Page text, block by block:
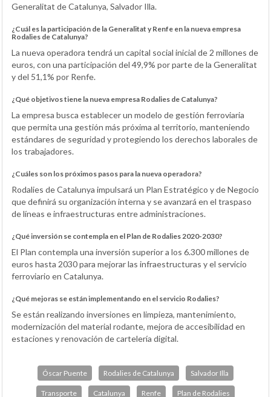
Generalitat de Catalunya, Salvador Illa.
¿Cuál es la participación de la Generalitat y Renfe en la nueva empresa
Rodalies de Catalunya?
La nueva operadora tendrá un capital social inicial de 2 millones de
euros, con una participación del 49,9% por parte de la Generalitat
y del 51,1% por Renfe.
¿Qué objetivos tiene la nueva empresa Rodalies de Catalunya?
La empresa busca establecer un modelo de gestión ferroviaria
que permita una gestión más próxima al territorio, manteniendo
estándares de seguridad y protegiendo los derechos laborales de
los trabajadores.
¿Cuáles son los próximos pasos para la nueva operadora?
Rodalies de Catalunya impulsará un Plan Estratégico y de Negocio
que definirá su organización interna y se avanzará en el traspaso
de líneas e infraestructuras entre administraciones.
¿Qué inversión se contempla en el Plan de Rodalies 2020-2030?
El Plan contempla una inversión superior a los 6.300 millones de
euros hasta 2030 para mejorar las infraestructuras y el servicio
ferroviario en Catalunya.
¿Qué mejoras se están implementando en el servicio Rodalies?
Se están realizando inversiones en limpieza, mantenimiento,
modernización del material rodante, mejora de accesibilidad en
estaciones y renovación de cartelería digital.
Óscar Puente Rodalies de Catalunya Salvador Illa
Transporte Catalunya Renfe Plan de Rodalies